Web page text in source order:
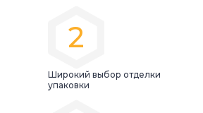
качеством офсетной печати,
известных производителей,
решениями и невысокой ценой
2
Широкий выбор отделки
упаковки